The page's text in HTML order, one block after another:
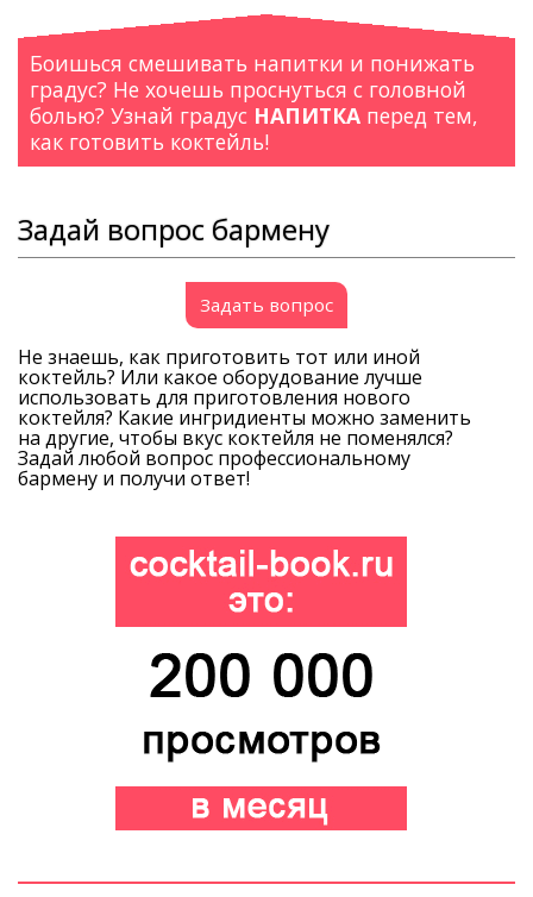
Боишься смешивать напитки и понижать
градус? Не хочешь проснуться с головной
болью? Узнай градус НАПИТКА перед тем,
как готовить коктейль!
Задай вопрос бармену
Задать вопрос
Не знаешь, как приготовить тот или иной
коктейль? Или какое оборудование лучше
использовать для приготовления нового
коктейля? Какие ингридиенты можно заменить
на другие, чтобы вкус коктейля не поменялся?
Задай любой вопрос профессиональному
бармену и получи ответ!